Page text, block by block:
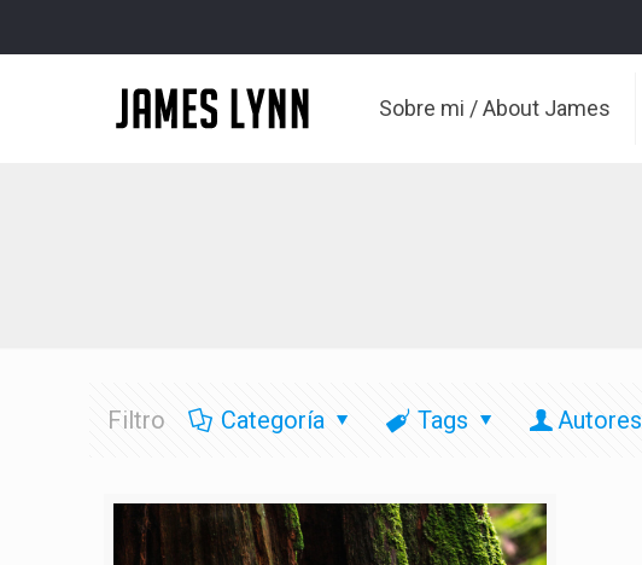
Sobre mi / About James
Filtro Categoría Tags Autores